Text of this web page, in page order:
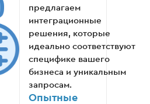
мониторинг
и устранение
могут возникать в
интегрированной
предлагаем
интеграционные
решения, которые
идеально соответствуют
специфике вашего
бизнеса и уникальным
запросам.
Опытные